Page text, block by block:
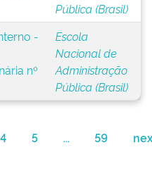
Pública (Brasil)
-
nº
Escola
Nacional de
Administração
Pública (Brasil)
4 5 ... 59